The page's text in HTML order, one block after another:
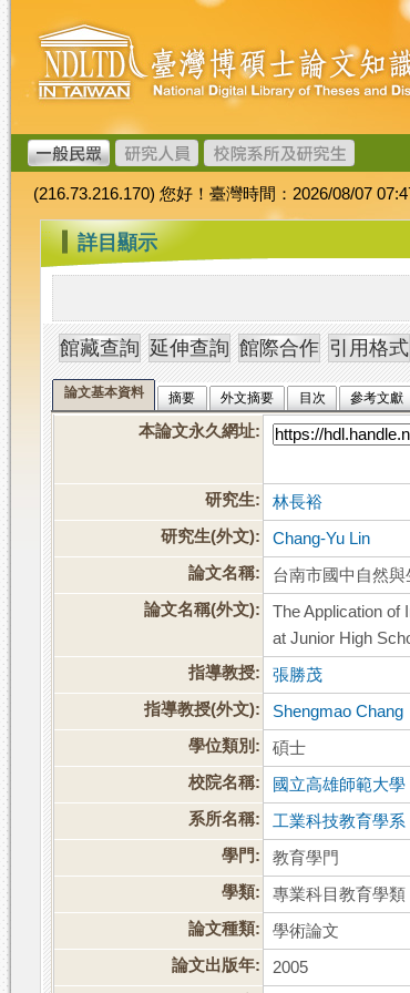
跳
到
主
要
內
容
臺
灣
博
碩
士
論
文
加
值
系
統
(216.73.216.170) 您好！臺灣時間：2026/08/07
::: 詳目顯示
論文基本資料 摘要 外文摘要 目次 參考文獻
本論文永久網址:
研究生:
林長裕
研究生(外文):
Chang-Yu Lin
論文名稱:
台南市國中自然
論文名稱(外文):
The Application of
at Junior High
指導教授:
張勝茂
指導教授(外文):
Shengmao Chang
學位類別:
碩士
校院名稱:
國立高雄師範大學
系所名稱:
工業科技教育學系
學門:
教育學門
學類:
專業科目教育學類
論文種類:
學術論文
論文出版年:
2005